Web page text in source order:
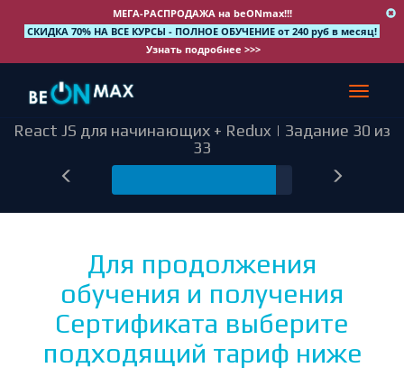
МЕГА-РАСПРОДАЖА на beONmax!!!
СКИДКА 70% НА ВСЕ КУРСЫ - ПОЛНОЕ ОБУЧЕНИЕ от 240 руб в месяц!
Узнать подробнее >>>
Toggle
React JS для начинающих + Redux | Задание 30 из
33
Для продолжения
обучения и получения
Сертификата выберите
подходящий тариф ниже